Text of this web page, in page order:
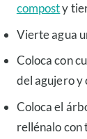
composty
Vierte agua
Coloca con
del agujero y
Coloca el
rellénalo con